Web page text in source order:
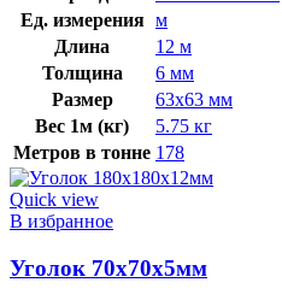
Ед. измерения м
Длина
12 м
Толщина
6 мм
Размер
63х63 мм
Вес 1м (кг)
5.75 кг
Метров в тонне 178
Quick view
В избранное
Уголок 70х70х5мм